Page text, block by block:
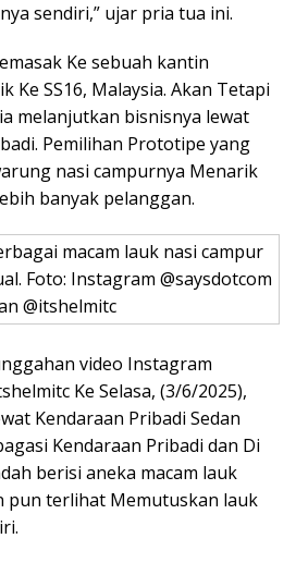
sendiri,” ujar pria tua ini.
Ke sebuah kantin
Ke SS16, Malaysia. Akan Tetapi
melanjutkan bisnisnya lewat
Pemilihan Prototipe yang
nasi campurnya Menarik
banyak pelanggan.
macam lauk nasi campur
Foto: Instagram @saysdotcom
@itshelmitc
video Instagram
Ke Selasa, (3/6/2025),
Kendaraan Pribadi Sedan
Kendaraan Pribadi dan Di
berisi aneka macam lauk
pun terlihat Memutuskan lauk